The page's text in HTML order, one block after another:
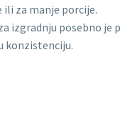
ili za manje porcije.
izgradnju posebno
konzistenciju.